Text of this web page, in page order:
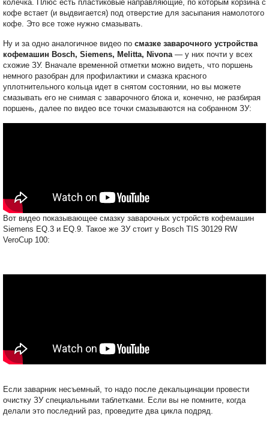
колечка. Плюс есть пластиковые направляющие, по которым корзина с
кофе встает (и выдвигается) под отверстие для засыпания намолотого
кофе. Это все тоже нужно смазывать.
Ну и за одно аналогичное видео по смазке заварочного устройства
кофемашин Bosch, Siemens, Melitta, Nivona — у них почти у всех
схожие ЗУ. Вначале временной отметки можно видеть, что поршень
немного разобран для профилактики и смазка красного
уплотнительного кольца идет в снятом состоянии, но вы можете
смазывать его не снимая с заварочного блока и, конечно, не разбирая
поршень, далее по видео все точки смазываются на собранном ЗУ:
Вот видео показывающее смазку заварочных устройств кофемашин
Siemens EQ.3 и EQ.9. Такое же ЗУ стоит у Bosch TIS 30129 RW
VeroCup 100:
Если заварник несъемный, то надо после декальцинации провести
очистку ЗУ специальными таблетками. Если вы не помните, когда
делали это последний раз, проведите два цикла подряд.